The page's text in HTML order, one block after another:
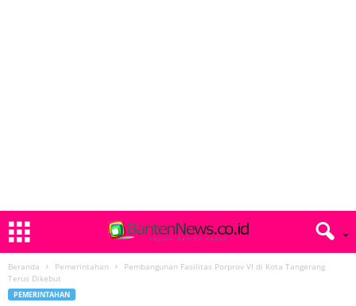
Beranda Pemerintahan
Pembangunan Fasilitas Porprov VI di Kota Tangerang
Terus Dikebut
PEMERINTAHAN